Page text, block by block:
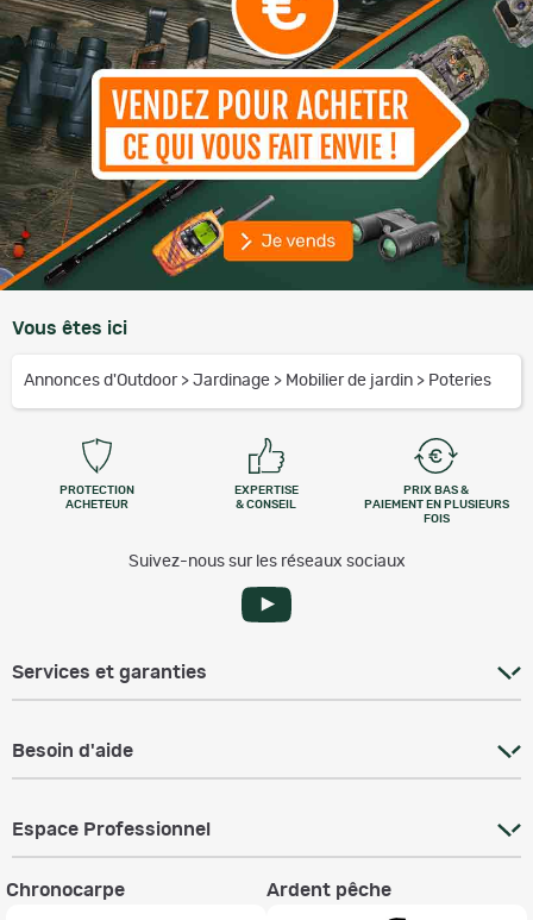
Vous êtes ici
Annonces d'Outdoor > Jardinage > Mobilier de jardin > Poteries
PROTECTION
ACHETEUR
EXPERTISE
& CONSEIL
PRIX BAS &
PAIEMENT EN PLUSIEURS
FOIS
Suivez-nous sur les réseaux sociaux
Services et garanties
Besoin d'aide
Espace Professionnel
Chronocarpe Ardent pêche